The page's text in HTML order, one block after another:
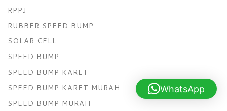
RPPJ
RUBBER SPEED BUMP
SOLAR CELL
SPEED BUMP
SPEED BUMP KARET
SPEED BUMP KARET MURAH
SPEED BUMP MURAH
WhatsApp